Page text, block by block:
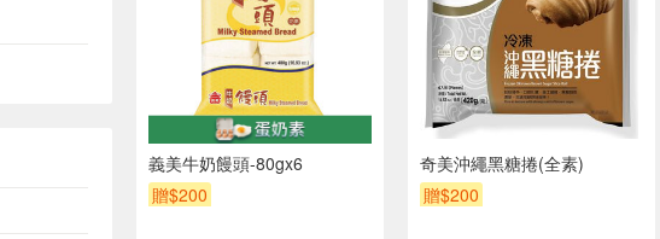
義美牛奶饅頭-80gx6
贈$200
奇美沖繩黑糖捲(全素)
贈$200